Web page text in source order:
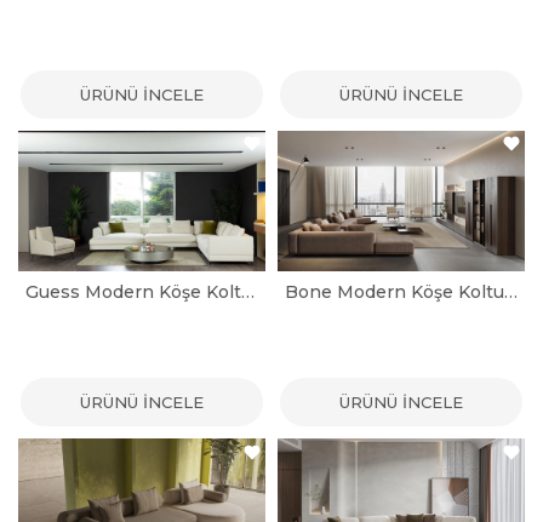
ÜRÜNÜ İNCELE ÜRÜNÜ İNCELE
Guess Modern Köşe Koltuk Takımı
ÜRÜNÜ İNCELE
Bone Modern Köşe Koltuk Takımı
ÜRÜNÜ İNCELE